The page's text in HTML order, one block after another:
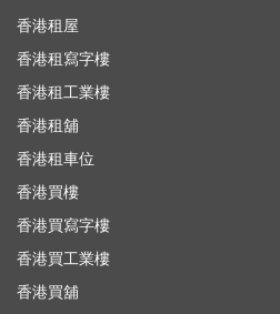
香港租屋
香港租寫字樓
香港租工業樓
香港租舖
香港租車位
香港買樓
香港買寫字樓
香港買工業樓
香港買舖